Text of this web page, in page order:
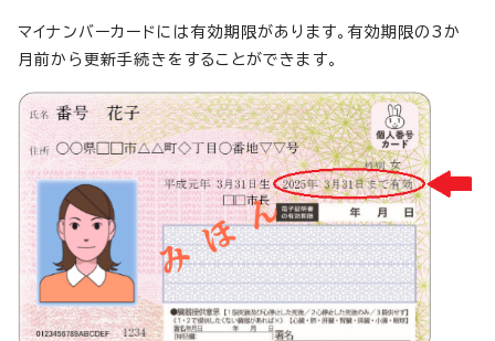
マイナンバーカードには有効期限があります。有効期限の3か
月前から更新手続きをすることができます。